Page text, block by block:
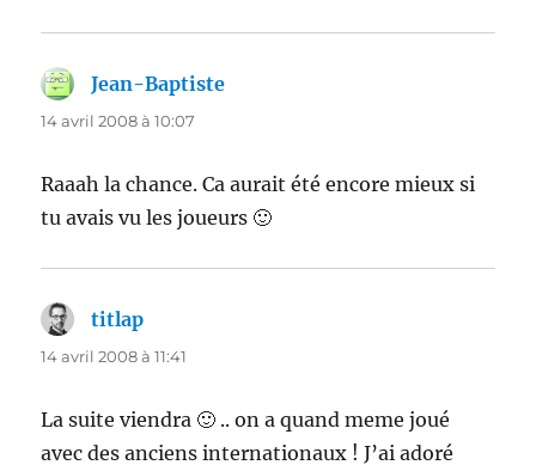
Jean-Baptiste
14 avril 2008 à 10:07
Raaah la chance. Ca aurait été encore mieux si
tu avais vu les joueurs 🙂
titlap
14 avril 2008 à 11:41
La suite viendra 🙂 .. on a quand meme joué
avec des anciens internationaux ! J’ai adoré